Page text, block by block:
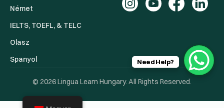
Német
IELTS, TOEFL, & TELC
Olasz
Spanyol
© 2026 Lingua Learn Hungary. All Rights Reserved.
Need Help?